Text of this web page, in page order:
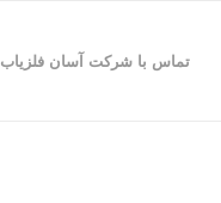
تماس با شرکت آسان فلزیاب